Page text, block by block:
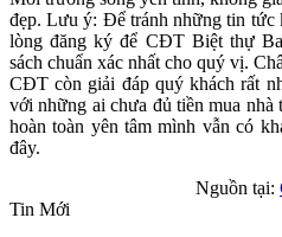
đẹp. Lưu ý: Để tránh những tin tức
lòng đăng ký để CĐT Biệt thự
sách chuẩn xác nhất cho quý vị.
CĐT còn giải đáp quý khách rất
với những ai chưa đủ tiền mua nhà
hoàn toàn yên tâm mình vẫn có
đây.
Nguồn tại:
Tin Mới